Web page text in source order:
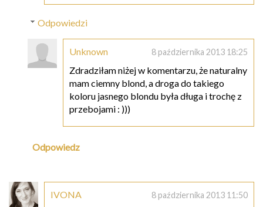
Odpowiedzi
Unknown 8 października 2013 18:25
Zdradziłam niżej w komentarzu, że naturalny
mam ciemny blond, a droga do takiego
koloru jasnego blondu była długa i trochę z
przebojami : )))
Odpowiedz
IVONA 8 października 2013 11:50